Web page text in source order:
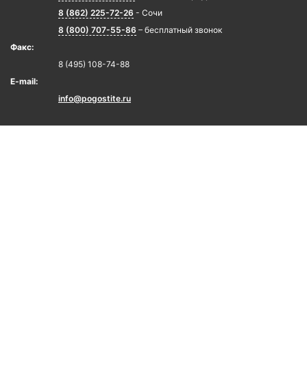
8 (862) 225-72-26 - Сочи
8 (800) 707-55-86 – бесплатный звонок
Факс:
8 (495) 108-74-88
E-mail:
info@pogostite.ru